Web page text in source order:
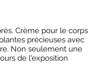
Crème pour le corps
précieuses avec
Non seulement une
de l'exposition